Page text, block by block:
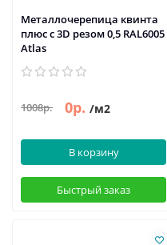
Металлочерепица квинта
плюс c 3D резом 0,5 RAL6005
Atlas
1008р. 0р. /м2
В корзину
Быстрый заказ